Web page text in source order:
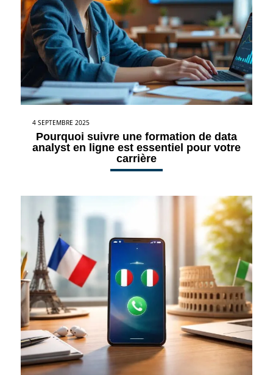
4 SEPTEMBRE 2025
Pourquoi suivre une formation de data
analyst en ligne est essentiel pour votre
carrière